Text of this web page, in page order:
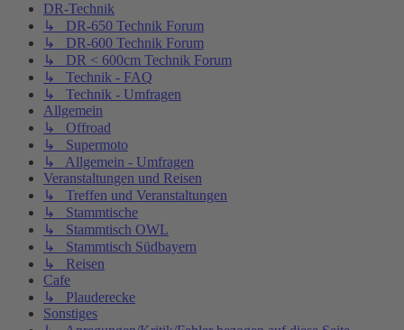
DR-Technik
↳ DR-650 Technik Forum
↳ DR-600 Technik Forum
↳ DR < 600cm Technik Forum
↳ Technik - FAQ
↳ Technik - Umfragen
Allgemein
↳ Offroad
↳ Supermoto
↳ Allgemein - Umfragen
Veranstaltungen und Reisen
↳ Treffen und Veranstaltungen
↳ Stammtische
↳ Stammtisch OWL
↳ Stammtisch Südbayern
↳ Reisen
Cafe
↳ Plauderecke
Sonstiges